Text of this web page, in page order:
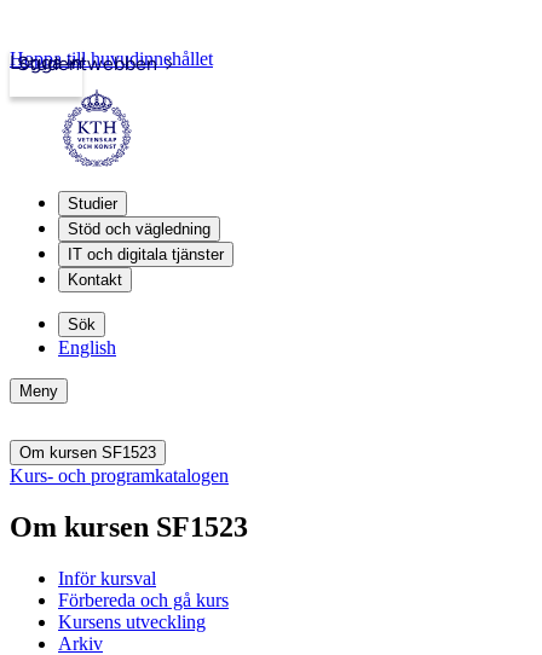
Studentwebben
Logga in
Hoppa till huvudinnehållet
Studier
Stöd och vägledning
IT och digitala tjänster
Kontakt
Sök
English
Meny
Om kursen SF1523
Kurs- och programkatalogen
Om kursen SF1523
Inför kursval
Förbereda och gå kurs
Kursens utveckling
Arkiv